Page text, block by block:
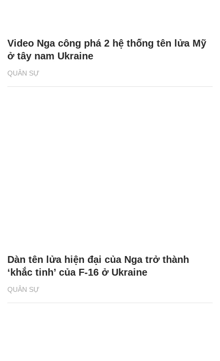
QUÂN SỰ
Video Nga công phá 2 hệ thống tên lửa Mỹ
ở tây nam Ukraine
QUÂN SỰ
Dàn tên lửa hiện đại của Nga trở thành
‘khắc tinh’ của F-16 ở Ukraine